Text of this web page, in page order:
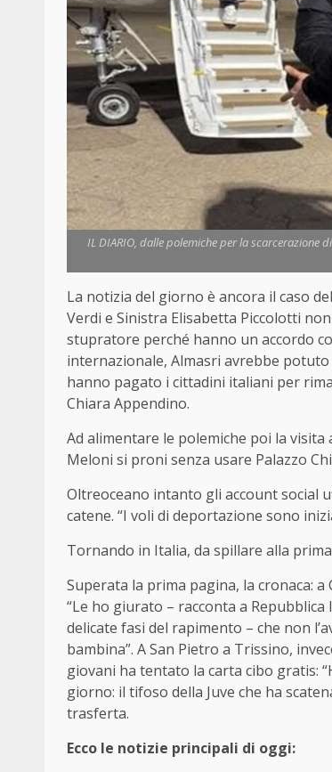
IL DIARIO, dalle polemiche per la scarcerazione
La notizia del giorno è ancora il caso
Verdi e Sinistra Elisabetta Piccolotti
stupratore perché hanno un accordo
internazionale, Almasri avrebbe
hanno pagato i cittadini italiani per
Chiara Appendino.
Ad alimentare le polemiche poi la visita
Meloni si proni senza usare Palazzo
Oltreoceano intanto gli account social
catene. “I voli di deportazione sono
Tornando in Italia, da spillare alla
Superata la prima pagina, la cronaca:
“Le ho giurato – racconta a
delicate fasi del rapimento – che non
bambina”. A San Pietro a Trissino,
giovani ha tentato la carta cibo gratis:
giorno: il tifoso della Juve che ha
trasferta.
Ecco le notizie principali di oggi: